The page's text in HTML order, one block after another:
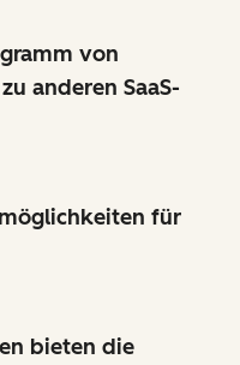
von
anderen SaaS-
für
bieten die